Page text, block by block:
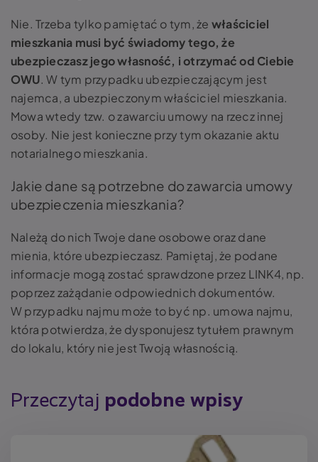
Nie. Trzeba tylko pamiętać o tym, że właściciel
mieszkania musi być świadomy tego, że
ubezpieczasz jego własność, i otrzymać od Ciebie
OWU. W tym przypadku ubezpieczającym jest
najemca, a ubezpieczonym właściciel mieszkania.
Mowa wtedy tzw. o zawarciu umowy na rzecz innej
osoby. Nie jest konieczne przy tym okazanie aktu
notarialnego mieszkania.
Jakie dane są potrzebne do zawarcia umowy
ubezpieczenia mieszkania?
Należą do nich Twoje dane osobowe oraz dane
mienia, które ubezpieczasz. Pamiętaj, że podane
informacje mogą zostać sprawdzone przez LINK4, np.
poprzez zażądanie odpowiednich dokumentów.
W przypadku najmu może to być np. umowa najmu,
która potwierdza, że dysponujesz tytułem prawnym
do lokalu, który nie jest Twoją własnością.
Przeczytaj podobne wpisy